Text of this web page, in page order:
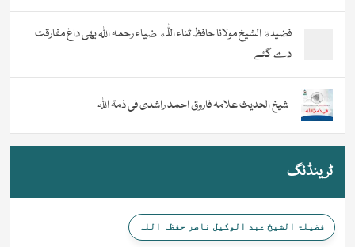
فضیلة الشيخ مولانا حافظ ثناء اللّٰه ضیاء رحمہ اللہ بھی داغ مفارقت
دے گئے
شیخ الحدیث علامہ فاروق احمد راشدی فی ذمۃ اللہ
ٹرینڈنگ
فضیلۃ الشیخ عبد الوکیل ناصر حفظہ اللہ